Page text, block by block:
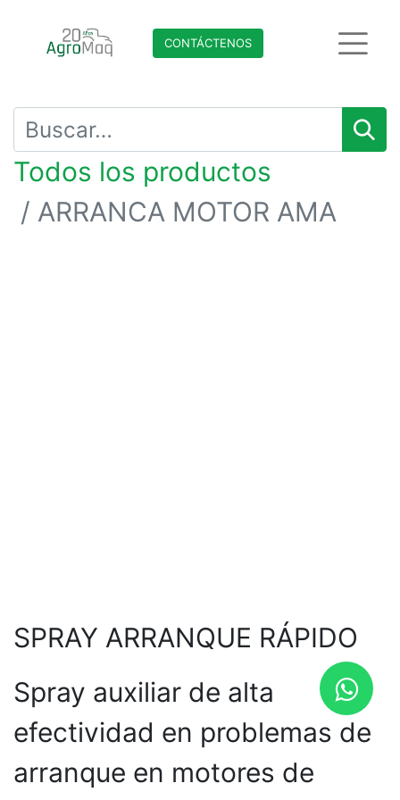
CONTÁCTENO​​​​S
Todos los productos
ARRANCA MOTOR AMA
SPRAY ARRANQUE RÁPIDO
Spray auxiliar de alta
efectividad en problemas de
arranque en motores de